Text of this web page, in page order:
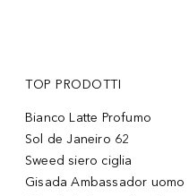
TOP PRODOTTI
Bianco Latte Profumo
Sol de Janeiro 62
Sweed siero ciglia
Gisada Ambassador uomo